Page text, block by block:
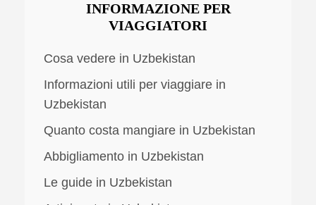
INFORMAZIONE PER
VIAGGIATORI
Cosa vedere in Uzbekistan
Informazioni utili per viaggiare in
Uzbekistan
Quanto costa mangiare in Uzbekistan
Abbigliamento in Uzbekistan
Le guide in Uzbekistan